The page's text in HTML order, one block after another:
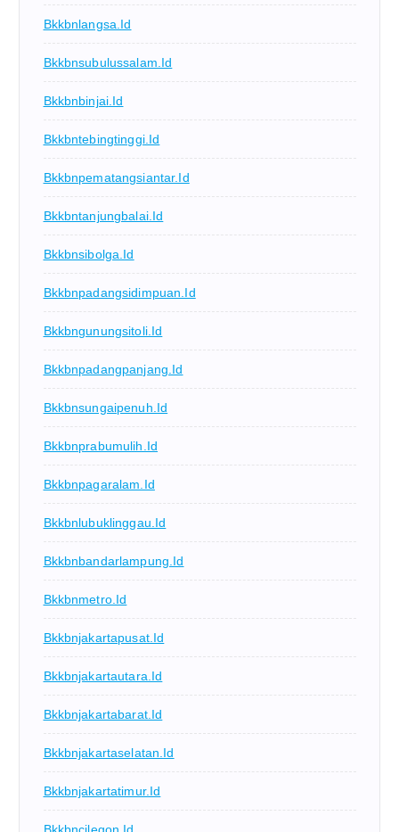
Bkkbnlangsa.id
Bkkbnsubulussalam.id
Bkkbnbinjai.id
Bkkbntebingtinggi.id
Bkkbnpematangsiantar.id
Bkkbntanjungbalai.id
Bkkbnsibolga.id
Bkkbnpadangsidimpuan.id
Bkkbngunungsitoli.id
Bkkbnpadangpanjang.id
Bkkbnsungaipenuh.id
Bkkbnprabumulih.id
Bkkbnpagaralam.id
Bkkbnlubuklinggau.id
Bkkbnbandarlampung.id
Bkkbnmetro.id
Bkkbnjakartapusat.id
Bkkbnjakartautara.id
Bkkbnjakartabarat.id
Bkkbnjakartaselatan.id
Bkkbnjakartatimur.id